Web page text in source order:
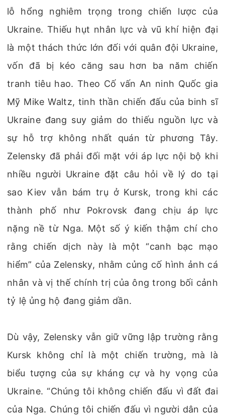
lỗ hổng nghiêm trọng trong chiến lược của
Ukraine. Thiếu hụt nhân lực và vũ khí hiện đại
là một thách thức lớn đối với quân đội Ukraine,
vốn đã bị kéo căng sau hơn ba năm chiến
tranh tiêu hao. Theo Cố vấn An ninh Quốc gia
Mỹ Mike Waltz, tinh thần chiến đấu của binh sĩ
Ukraine đang suy giảm do thiếu nguồn lực và
sự hỗ trợ không nhất quán từ phương Tây.
Zelensky đã phải đối mặt với áp lực nội bộ khi
nhiều người Ukraine đặt câu hỏi về lý do tại
sao Kiev vẫn bám trụ ở Kursk, trong khi các
thành phố như Pokrovsk đang chịu áp lực
nặng nề từ Nga. Một số ý kiến thậm chí cho
rằng chiến dịch này là một “canh bạc mạo
hiểm” của Zelensky, nhằm củng cố hình ảnh cá
nhân và vị thế chính trị của ông trong bối cảnh
tỷ lệ ủng hộ đang giảm dần.
Dù vậy, Zelensky vẫn giữ vững lập trường rằng
Kursk không chỉ là một chiến trường, mà là
biểu tượng của sự kháng cự và hy vọng của
Ukraine. “Chúng tôi không chiến đấu vì đất đai
của Nga. Chúng tôi chiến đấu vì người dân của